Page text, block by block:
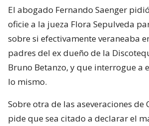
El abogado Fernando Saenger
oficie a la jueza Flora Sepulveda
sobre si efectivamente veraneaba
padres del ex dueño de la
Bruno Betanzo, y que interrogue a
lo mismo.
Sobre otra de las aseveraciones de
pide que sea citado a declarar el